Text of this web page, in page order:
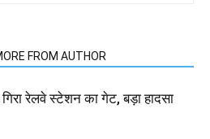
FROM AUTHOR
रेलवे स्टेशन का गेट, बड़ा हादसा